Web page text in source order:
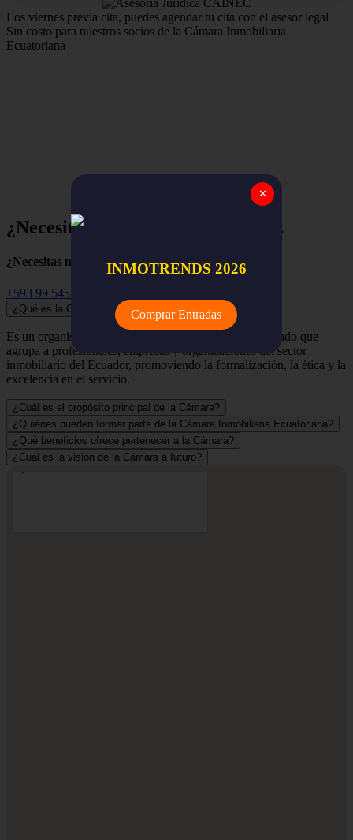
Los viernes previa cita, puedes agendar tu cita con el asesor legal
Sin costo para nuestros socios de la Cámara Inmobiliaria
Ecuatoriana
¿Necesitas ayuda? Empieza aquí...
¿Necesitas más información?
+593 99 545 3741
¿Qué es la Cámara Inmobiliaria Ecuatoriana?
Es un organismo independiente, renovador y despolitizado que
agrupa a profesionales, empresas y organizaciones del sector
inmobiliario del Ecuador, promoviendo la formalización, la ética y la
excelencia en el servicio.
¿Cuál es el propósito principal de la Cámara?
¿Quiénes pueden formar parte de la Cámara Inmobiliaria Ecuatoriana?
¿Qué beneficios ofrece pertenecer a la Cámara?
¿Cuál es la visión de la Cámara a futuro?
✕
INMOTRENDS 2026
Comprar Entradas